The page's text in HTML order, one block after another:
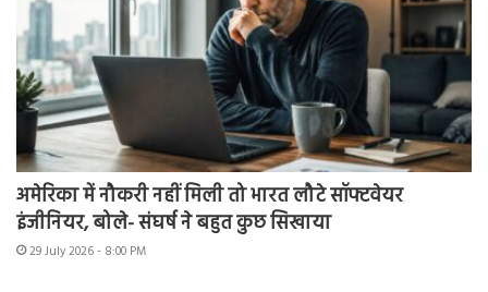
अमेरिका में नौकरी नहीं मिली तो भारत लौटे सॉफ्टवेयर
इंजीनियर, बोले- संघर्ष ने बहुत कुछ सिखाया
29 July 2026 - 8:00 PM